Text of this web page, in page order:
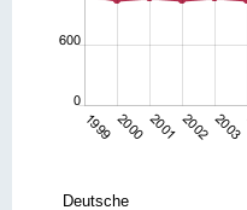
Deutsche